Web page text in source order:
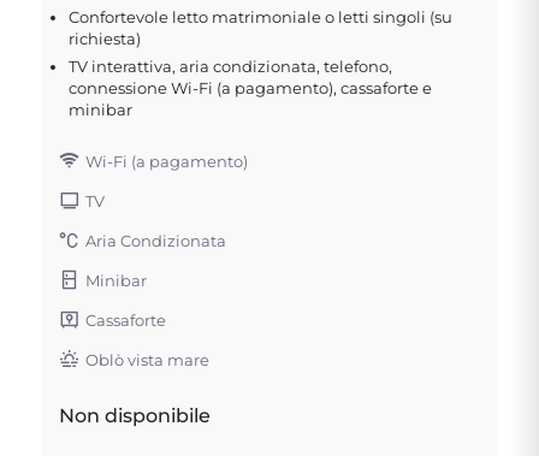
Confortevole letto matrimoniale o letti singoli (su
richiesta)
TV interattiva, aria condizionata, telefono,
connessione Wi-Fi (a pagamento), cassaforte e
minibar
Wi-Fi (a pagamento)
TV
Aria Condizionata
Minibar
Cassaforte
Oblò vista mare
Non disponibile